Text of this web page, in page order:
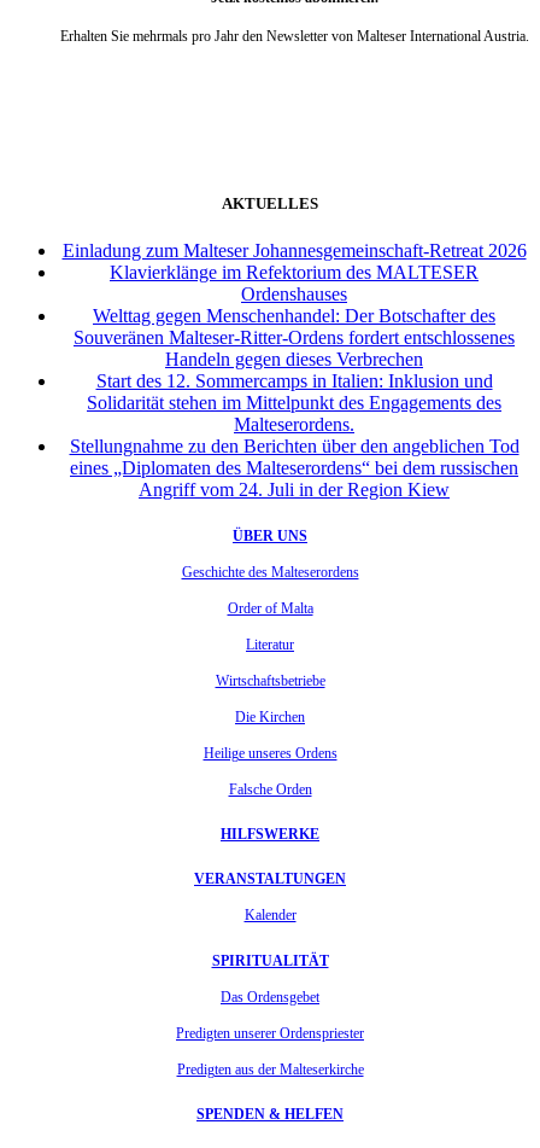
Erhalten Sie mehrmals pro Jahr den Newsletter von Malteser International Austria.
AKTUELLES
Einladung zum Malteser Johannesgemeinschaft-Retreat 2026
Klavierklänge im Refektorium des MALTESER
Ordenshauses
Welttag gegen Menschenhandel: Der Botschafter des
Souveränen Malteser-Ritter-Ordens fordert entschlossenes
Handeln gegen dieses Verbrechen
Start des 12. Sommercamps in Italien: Inklusion und
Solidarität stehen im Mittelpunkt des Engagements des
Malteserordens.
Stellungnahme zu den Berichten über den angeblichen Tod
eines „Diplomaten des Malteserordens“ bei dem russischen
Angriff vom 24. Juli in der Region Kiew
ÜBER UNS
Geschichte des Malteserordens
Order of Malta
Literatur
Wirtschaftsbetriebe
Die Kirchen
Heilige unseres Ordens
Falsche Orden
HILFSWERKE
VERANSTALTUNGEN
Kalender
SPIRITUALITÄT
Das Ordensgebet
Predigten unserer Ordenspriester
Predigten aus der Malteserkirche
SPENDEN & HELFEN